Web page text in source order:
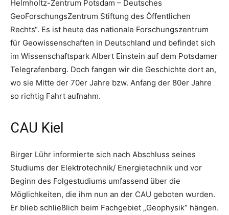
Helmholtz-Zentrum Potsdam – Deutsches
GeoForschungsZentrum Stiftung des Öffentlichen
Rechts“. Es ist heute das nationale Forschungszentrum
für Geowissenschaften in Deutschland und befindet sich
im Wissenschaftspark Albert Einstein auf dem Potsdamer
Telegrafenberg. Doch fangen wir die Geschichte dort an,
wo sie Mitte der 70er Jahre bzw. Anfang der 80er Jahre
so richtig Fahrt aufnahm.
CAU Kiel
Birger Lühr informierte sich nach Abschluss seines
Studiums der Elektrotechnik/ Energietechnik und vor
Beginn des Folgestudiums umfassend über die
Möglichkeiten, die ihm nun an der CAU geboten wurden.
Er blieb schließlich beim Fachgebiet „Geophysik“ hängen.